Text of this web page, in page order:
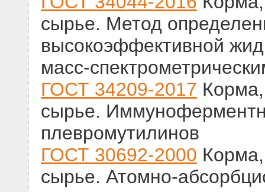
сырье. Метод
высокоэффективной
масс-
ГОСТ 34209-2017
сырье.
плевромутилинов
ГОСТ 30692-2000
сырье. Атомно-